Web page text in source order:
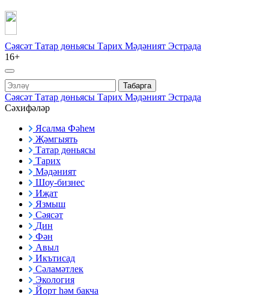
Сәясәт Татар дөньясы Тарих Мәдәният Эстрада
16+
Табарга
Сәясәт Татар дөньясы Тарих Мәдәният Эстрада
Сәхифәләр
Ясалма Фәһем
Җәмгыять
Татар дөньясы
Тарих
Мәдәният
Шоу-бизнес
Иҗат
Язмыш
Сәясәт
Дин
Фән
Авыл
Икътисад
Сәламәтлек
Экология
Йорт һәм бакча